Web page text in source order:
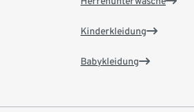
Kinderkleidung
Babykleidung